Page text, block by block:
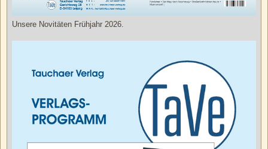
Unsere Novitäten Frühjahr 2026.